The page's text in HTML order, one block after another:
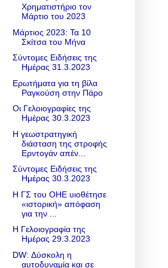
Χρηματιστήριο τον
Μάρτιο του 2023
Μάρτιος 2023: Τα 10
Σκίτσα του Μήνα
Σύντομες Ειδήσεις της
Ημέρας 31.3.2023
Ερωτήματα για τη βίλα
Ραγκούση στην Πάρο
Οι Γελοιογραφίες της
Ημέρας 30.3.2023
Η γεωστρατηγική
διάσταση της στροφής
Ερντογάν απέν...
Σύντομες Ειδήσεις της
Ημέρας 30.3.2023
Η ΓΣ του ΟΗΕ υιοθέτησε
«ιστορική» απόφαση
για την ...
Η Γελοιογραφία της
Ημέρας 29.3.2023
DW: Δύσκολη η
αυτοδυναμία και σε